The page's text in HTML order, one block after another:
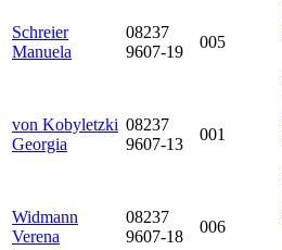
Schreier
Manuela
08237
9607-19
005
von Kobyletzki
Georgia
08237
9607-13
001
Widmann
Verena
08237
9607-18
006